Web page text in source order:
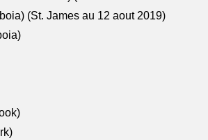
(St. James au 12 aout 2019)